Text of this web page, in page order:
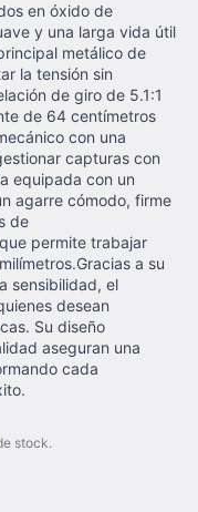
en óxido de
y una larga vida útil
metálico de
la tensión sin
de giro de 5.1:1
de 64 centímetros
con una
capturas con
equipada con un
agarre cómodo, firme
de
permite trabajar
a su
sensibilidad, el
desean
Su diseño
aseguran una
cada
stock.